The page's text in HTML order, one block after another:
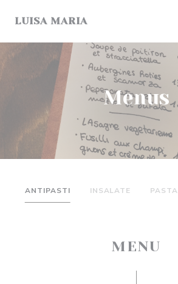
LUISA MARIA
Menus
ANTIPASTI INSALATE PASTA
MENU